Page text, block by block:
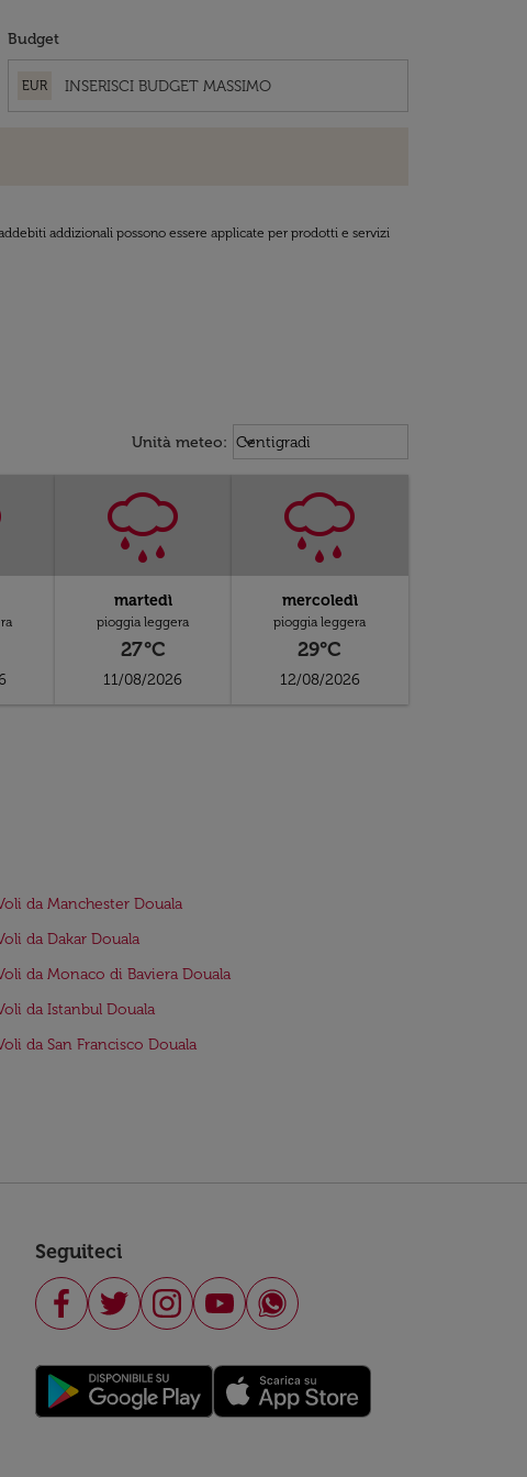
Budget
EUR
addizionali possono essere applicate per prodotti e servizi
Unità meteo: Weather unit option Centigradi
Centigradi
keyboard_arrow_down
martedì
pioggia leggera
27°C
11/08/2026
mercoledì
pioggia leggera
29°C
12/08/2026
da Manchester Douala
da Dakar Douala
da Monaco di Baviera Douala
da Istanbul Douala
da San Francisco Douala
Seguiteci